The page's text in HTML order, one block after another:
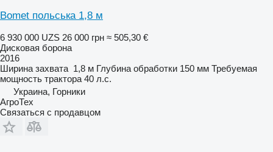
Bomet польська 1,8 м
6 930 000 UZS 26 000 грн ≈ 505,30 €
Дисковая борона
2016
Ширина захвата 1,8 м Глубина обработки 150 мм Требуемая
мощность трактора 40 л.с.
Украина, Горники
АгроТех
Связаться с продавцом